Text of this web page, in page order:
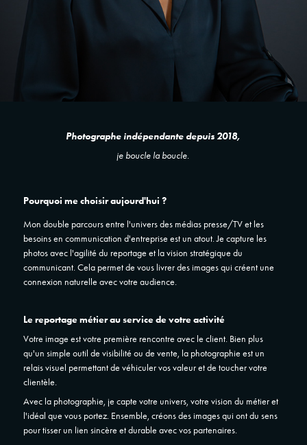
Photographe indépendante depuis 2018,
je boucle la boucle.
Pourquoi me choisir aujourd'hui ?
Mon double parcours entre l'univers des médias presse/TV et les
besoins en communication d'entreprise est un atout. Je capture les
photos avec l'agilité du reportage et la vision stratégique du
communicant. Cela permet de vous livrer des images qui créent une
connexion naturelle avec votre audience.
Le reportage métier au service de votre activité
Votre image est votre première rencontre avec le client. Bien plus
qu'un simple outil de visibilité ou de vente, la photographie est un
relais visuel permettant de véhiculer vos valeur et de toucher votre
clientèle.
Avec la photographie, je capte votre univers, votre vision du métier et
l'idéal que vous portez. Ensemble, créons des images qui ont du sens
pour tisser un lien sincère et durable avec vos partenaires.